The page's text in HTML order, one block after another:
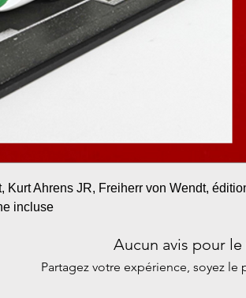
Kurt Ahrens JR, Freiherr von Wendt,
incluse
Aucun avis pour
Partagez votre expérience, soyez le